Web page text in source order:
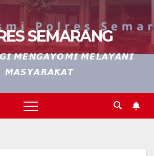
SEMARANG
𝙈𝙀𝙉𝙂𝘼𝙔𝙊𝙈𝙄 𝙈𝙀𝙇𝘼𝙔𝘼𝙉𝙄
𝙈𝘼𝙎𝙔𝘼𝙍𝘼𝙆𝘼𝙏